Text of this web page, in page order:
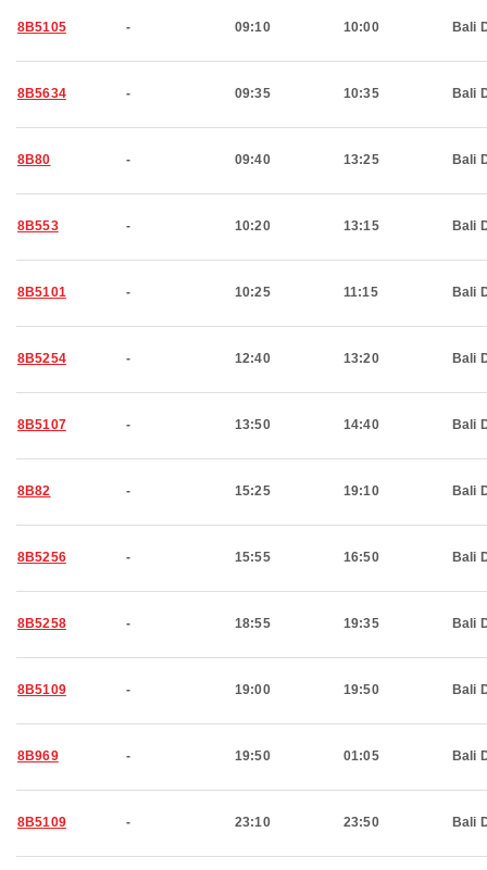
8B5105 - 09:10 10:00 Bali
8B5634 - 09:35 10:35 Bali
8B80 - 09:40 13:25 Bali
8B553 - 10:20 13:15 Bali
8B5101 - 10:25 11:15 Bali
8B5254 - 12:40 13:20 Bali
8B5107 - 13:50 14:40 Bali
8B82 - 15:25 19:10 Bali
8B5256 - 15:55 16:50 Bali
8B5258 - 18:55 19:35 Bali
8B5109 - 19:00 19:50 Bali
8B969 - 19:50 01:05 Bali
8B5109 - 23:10 23:50 Bali